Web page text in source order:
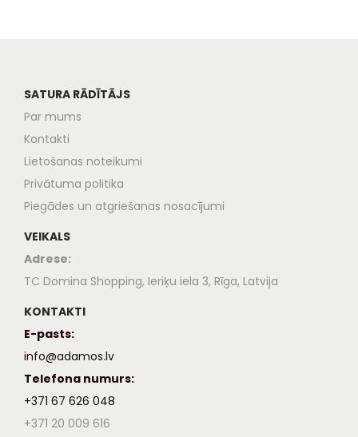
SATURA RĀDĪTĀJS
Par mums
Kontakti
Lietošanas noteikumi
Privātuma politika
Piegādes un atgriešanas nosacījumi
VEIKALS
Adrese:
TC Domina Shopping, Ieriķu iela 3, Rīga, Latvija
KONTAKTI
E-pasts:
info@adamos.lv
Telefona numurs:
+371 67 626 048
+371 20 009 616